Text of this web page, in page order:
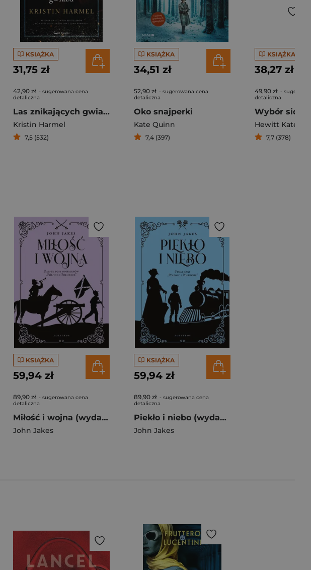
KSIĄŻKA
31,75 zł
42,90 zł - sugerowana cena
detaliczna
Las znikających gwiazd
Kristin Harmel
7,5 (532)
KSIĄŻKA
34,51 zł
52,90 zł - sugerowana cena
detaliczna
Oko snajperki
Kate Quinn
7,4 (397)
KSIĄŻKA
38,27 zł
49,90 zł -
detaliczna
Wybór sióstr
Hewitt Kate
7,7 (378)
KSIĄŻKA
59,94 zł
89,90 zł - sugerowana cena
detaliczna
Miłość i wojna (wydanie limitowane)
John Jakes
KSIĄŻKA
59,94 zł
89,90 zł - sugerowana cena
detaliczna
Piekło i niebo (wydanie limitowane)
John Jakes